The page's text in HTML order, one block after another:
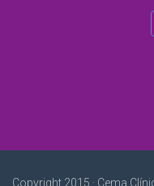
Copyright 2015 · Cema